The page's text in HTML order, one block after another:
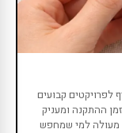
קבועים
ההתקנה ומעניק
מעולה למי שמחפש